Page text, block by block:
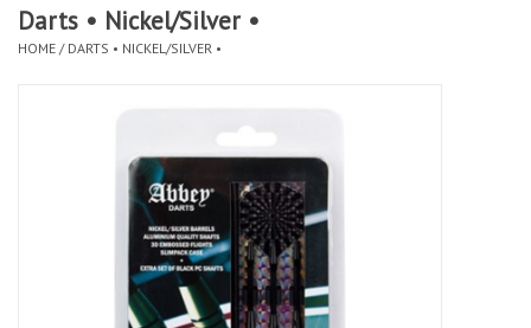
CLUBSHOPS
Afspraak Loop Analyse
Darts • Nickel/Silver •
HOME / DARTS • NICKEL/SILVER •